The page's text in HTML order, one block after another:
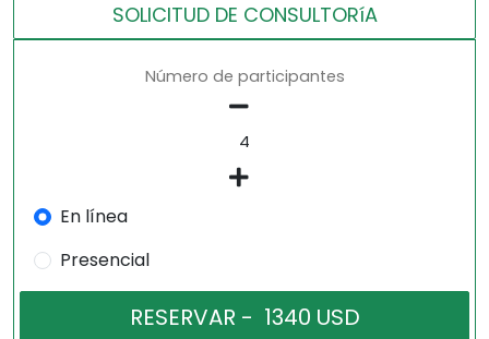
SOLICITUD DE CONSULTORíA
Número de participantes
En línea
Presencial